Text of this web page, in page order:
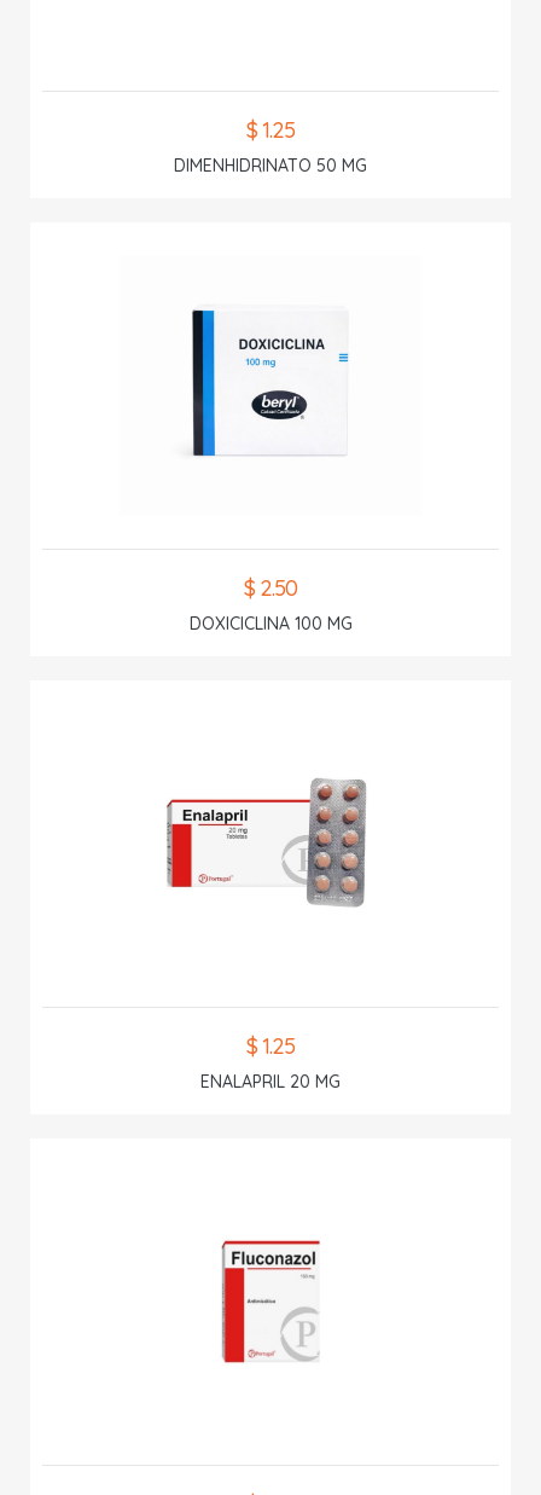
$ 1.25
DIMENHIDRINATO 50 MG
$ 2.50
DOXICICLINA 100 MG
$ 1.25
ENALAPRIL 20 MG